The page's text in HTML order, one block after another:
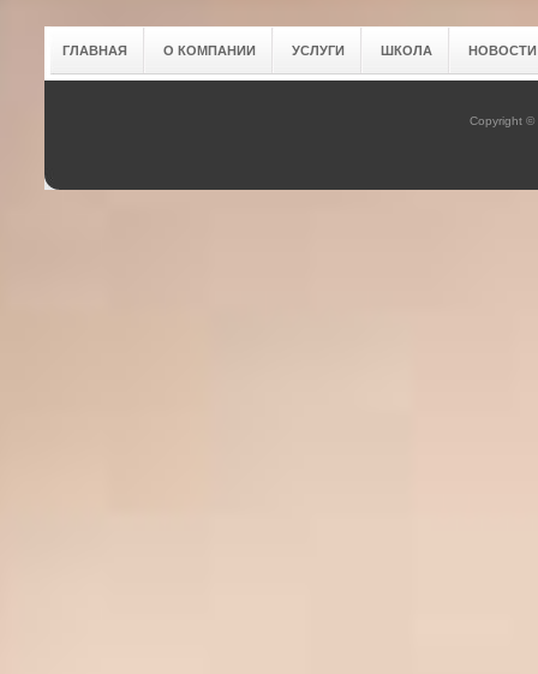
ГЛАВНАЯ О КОМПАНИИ УСЛУГИ ШКОЛА НОВОСТИ
Copyright